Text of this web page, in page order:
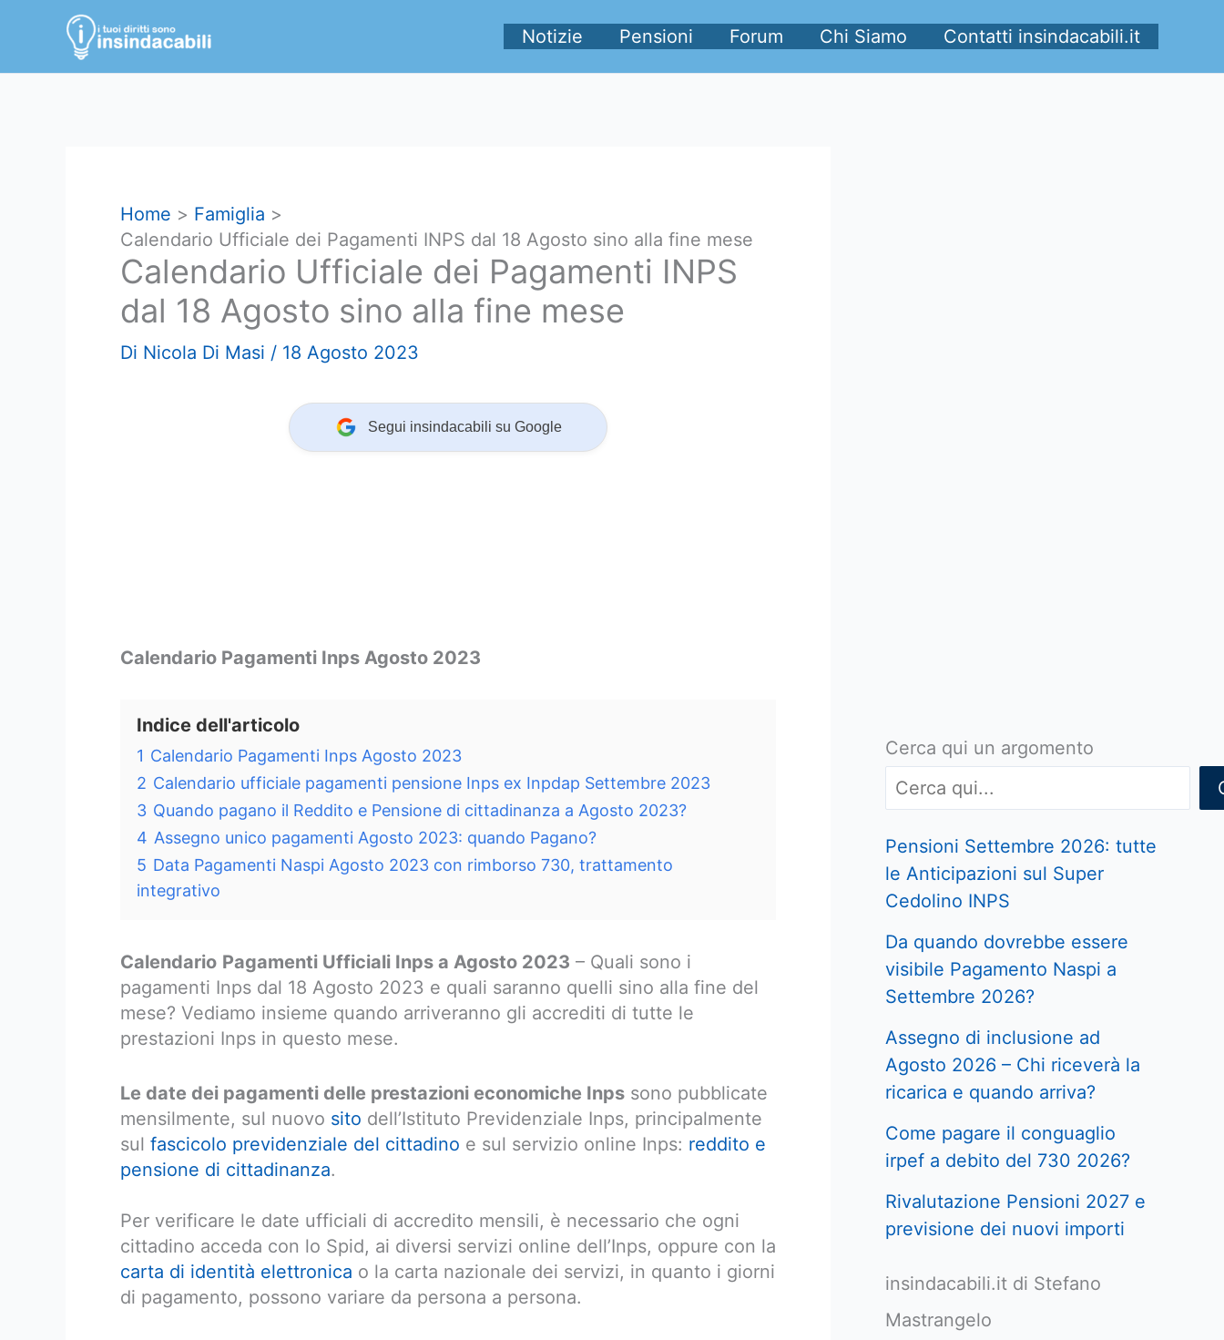
contenuto
Notizie Pensioni Forum Chi Siamo Contatti insindacabili.it
Home
Famiglia
Calendario Ufficiale dei Pagamenti INPS dal 18 Agosto sino alla fine mese
Calendario Ufficiale dei Pagamenti INPS
dal 18 Agosto sino alla fine mese
Di Nicola Di Masi / 18 Agosto 2023
Segui insindacabili su Google
Calendario Pagamenti Inps Agosto 2023
Indice dell'articolo
1 Calendario Pagamenti Inps Agosto 2023
2 Calendario ufficiale pagamenti pensione Inps ex Inpdap Settembre 2023
3 Quando pagano il Reddito e Pensione di cittadinanza a Agosto 2023?
4 Assegno unico pagamenti Agosto 2023: quando Pagano?
5 Data Pagamenti Naspi Agosto 2023 con rimborso 730, trattamento
integrativo
Calendario Pagamenti Ufficiali Inps a Agosto 2023 – Quali sono i
pagamenti Inps dal 18 Agosto 2023 e quali saranno quelli sino alla fine del
mese? Vediamo insieme quando arriveranno gli accrediti di tutte le
prestazioni Inps in questo mese.
Le date dei pagamenti delle prestazioni economiche Inps sono pubblicate
mensilmente, sul nuovo sito dell’Istituto Previdenziale Inps, principalmente
sul fascicolo previdenziale del cittadino e sul servizio online Inps: reddito e
pensione di cittadinanza.
Per verificare le date ufficiali di accredito mensili, è necessario che ogni
cittadino acceda con lo Spid, ai diversi servizi online dell’Inps, oppure con la
carta di identità elettronica o la carta nazionale dei servizi, in quanto i giorni
di pagamento, possono variare da persona a persona.
Cerca qui un argomento
Pensioni Settembre 2026: tutte
le Anticipazioni sul Super
Cedolino INPS
Da quando dovrebbe essere
visibile Pagamento Naspi a
Settembre 2026?
Assegno di inclusione ad
Agosto 2026 – Chi riceverà la
ricarica e quando arriva?
Come pagare il conguaglio
irpef a debito del 730 2026?
Rivalutazione Pensioni 2027 e
previsione dei nuovi importi
insindacabili.it di Stefano
Mastrangelo